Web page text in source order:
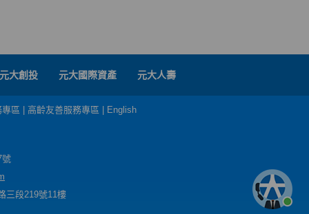
元大創投 元大國際資產 元大人壽
區 高齡友善服務專區 English
號
三段219號11樓